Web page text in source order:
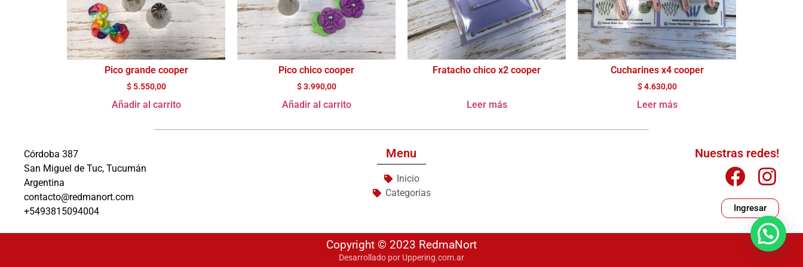
Pico grande cooper
$5.550,00
Añadir al carrito
Pico chico cooper
$3.990,00
Añadir al carrito
Fratacho chico x2 cooper
Leer más
Cucharines x4 cooper
$4.630,00
Leer más
Córdoba 387
San Miguel de Tuc, Tucumán
Argentina
contacto@redmanort.com
+5493815094004
Menu
Inicio
Categorías
Nuestras redes!
Ingresar
Copyright © 2023 RedmaNort
Desarrollado por Uppering.com.ar